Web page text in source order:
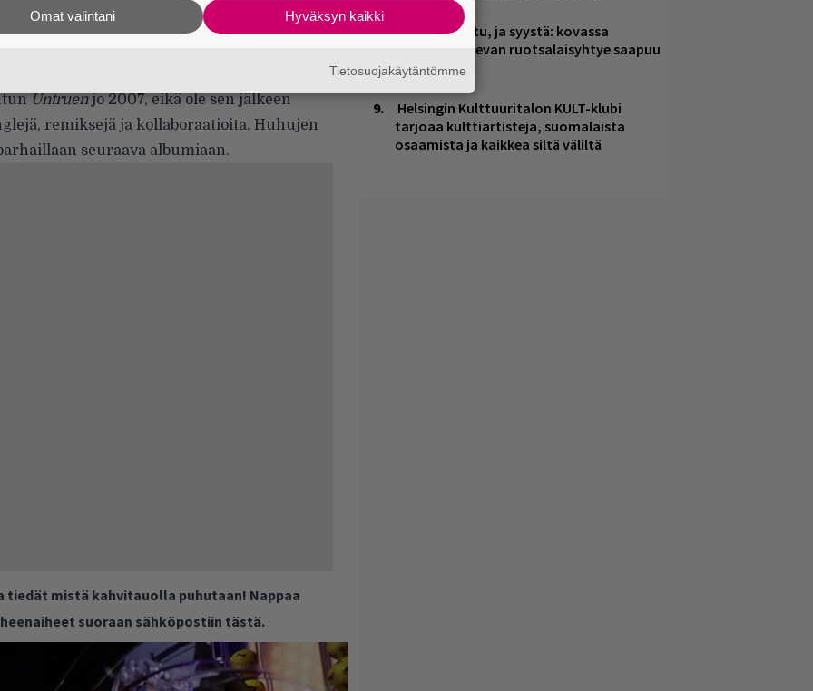
on viime vuoden
Untruenjo 2007, eikä ole sen jälkeen
remiksejä ja kollaboraatioita. Huhujen
seuraava albumiaan.
tiedät mistä kahvitauolla puhutaan! Nappaa
suoraan sähköpostiin tästä.
Kent mainittu, ja syystä: kovassa
nosteessa olevan ruotsalaisyhtye saapuu
Suomeen
Helsingin Kulttuuritalon KULT-klubi
tarjoaa kulttiartisteja, suomalaista
osaamista ja kaikkea siltä väliltä
Hyväksyn kaikki
Omat valintani
Tietosuojakäytäntömme